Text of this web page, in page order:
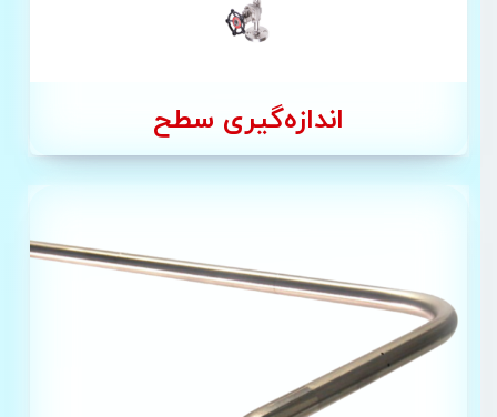
اندازه‌گیری سطح